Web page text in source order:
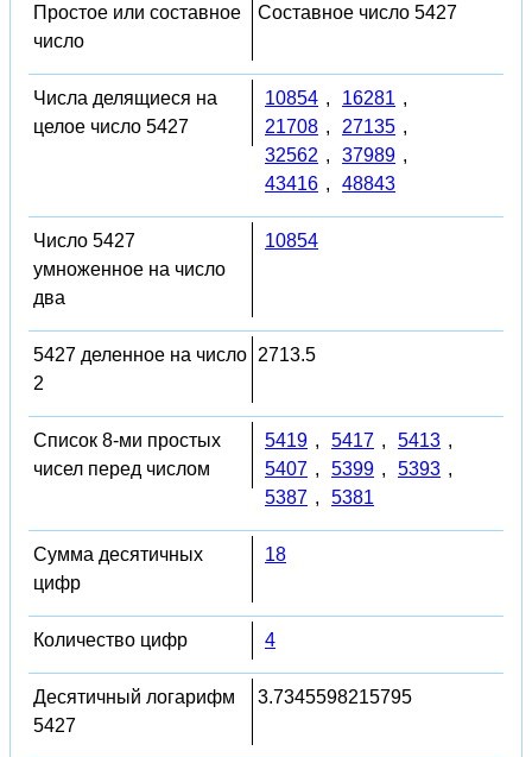
Простое или составное
число
Составное число 5427
Числа делящиеся на
целое число 5427
10854 , 16281 ,
21708 , 27135 ,
32562 , 37989 ,
43416 , 48843
Число 5427
умноженное на число
два
10854
5427 деленное на число
2
2713.5
Список 8-ми простых
чисел перед числом
5419 , 5417 , 5413 ,
5407 , 5399 , 5393 ,
5387 , 5381
Сумма десятичных
цифр
18
Количество цифр 4
Десятичный логарифм
5427
3.7345598215795